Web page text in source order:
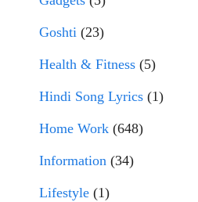
Goshti (23)
Health & Fitness (5)
Hindi Song Lyrics (1)
Home Work (648)
Information (34)
Lifestyle (1)